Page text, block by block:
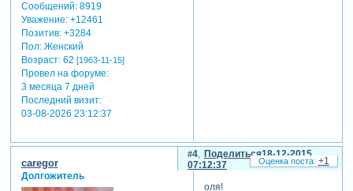
Сообщений:8919
Уважение: +12461
Позитив: +3284
Пол:Женский
Возраст:62 [1963-11-15]
Провел на форуме:
3 месяца 7 дней
Последний визит:
03-08-2026 23:12:37
Поделиться
4
18-12-2015
07:12:37
caregor
Долгожитель
оля!
+1